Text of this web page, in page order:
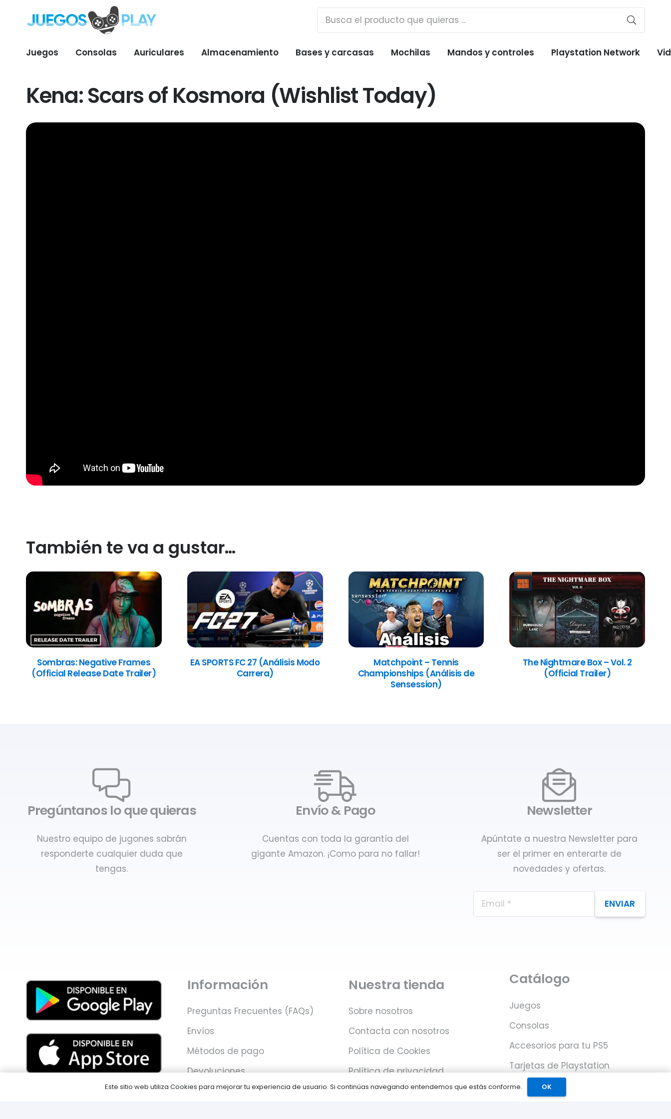
Juegos Consolas Auriculares Almacenamiento Bases y carcasas Mochilas Mandos y controles Playstation Network
Kena: Scars of Kosmora (Wishlist Today)
También te va a gustar…
Sombras: Negative Frames
(Official Release Date Trailer)
EA SPORTS FC 27 (Análisis Modo
Carrera)
Matchpoint – Tennis
Championships (Análisis de
Sensession)
The Nightmare Box – Vol. 2
(Official Trailer)
Pregúntanos lo que quieras
Nuestro equipo de jugones sabrán
responderte cualquier duda que
tengas.
Envío & Pago
Cuentas con toda la garantía del
gigante Amazon. ¡Como para no fallar!
Newsletter
Apúntate a nuestra Newsletter para
ser el primer en enterarte de
novedades y ofertas.
ENVIAR
Información
Preguntas Frecuentes (FAQs)
Envíos
Métodos de pago
Devoluciones
Nuestra tienda
Sobre nosotros
Contacta con nosotros
Política de Cookies
Política de privacidad
Catálogo
Juegos
Consolas
Accesorios para tu PS5
Tarjetas de Playstation
Network
Este sitio web utiliza Cookies para mejorar tu experiencia de usuario. Si continúas navegando entendemos que estás conforme. OK